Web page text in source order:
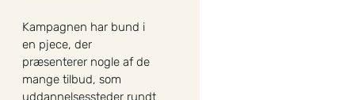
Kampagnen har bund i
en pjece, der
præsenterer nogle af de
mange tilbud, som
uddannelsessteder rundt